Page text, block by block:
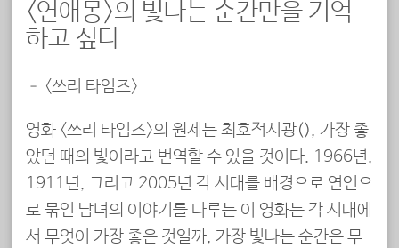
<연애몽>의 빛나는 순간만을 기억
하고 싶다
– <쓰리 타임즈>
영화 <쓰리 타임즈>의 원제는 최호적시광(最好的時光), 가장 좋
았던 때의 빛이라고 번역할 수 있을 것이다. 1966년,
1911년, 그리고 2005년 각 시대를 배경으로 연인으
로 묶인 남녀의 이야기를 다루는 이 영화는 각 시대에
서 무엇이 가장 좋은 것일까, 가장 빛나는 순간은 무